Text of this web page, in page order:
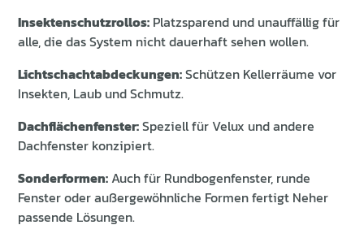
Insektenschutzrollos: Platzsparend und unauffällig für
alle, die das System nicht dauerhaft sehen wollen.
Lichtschachtabdeckungen:Schützen Kellerräume vor
Insekten, Laub und Schmutz.
Dachflächenfenster:Speziell für Velux und andere
Dachfenster konzipiert.
Sonderformen: Auch für Rundbogenfenster, runde
Fenster oder außergewöhnliche Formen fertigt Neher
passende Lösungen.